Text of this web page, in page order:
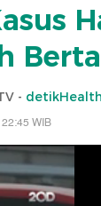
- detikHealth
WIB